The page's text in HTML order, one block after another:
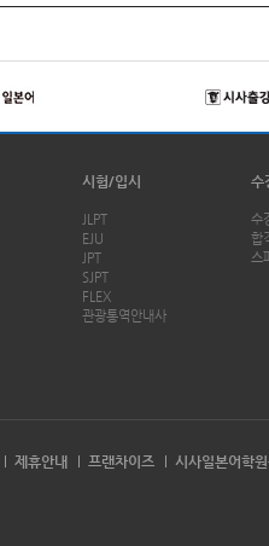
시험/입시
JLPT
EJU
JPT
SJPT
FLEX
관광통역안내사
수
수
합
스
제휴안내 프랜차이즈 시사일본어학